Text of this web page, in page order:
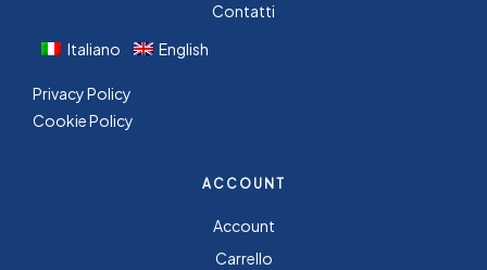
Contatti
Italiano
English
Privacy Policy
Cookie Policy
ACCOUNT
Account
Carrello